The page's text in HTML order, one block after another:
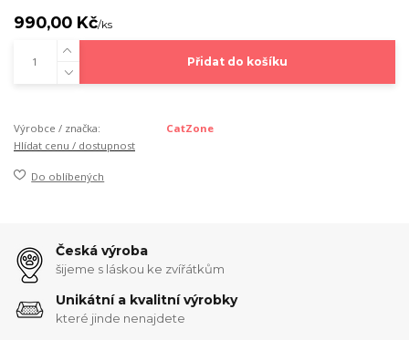
990,00 Kč/ks
Přidat do košíku
Výrobce / značka:
CatZone
Hlídat cenu / dostupnost
Do oblíbených
Česká výroba
šijeme s láskou ke zvířátkům
Unikátní a kvalitní výrobky
které jinde nenajdete